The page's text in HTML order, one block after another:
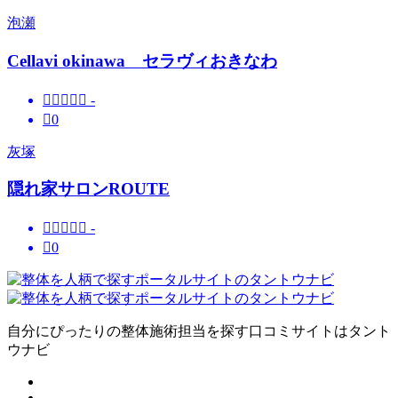
泡瀬
Cellavi okinawa セラヴィおきなわ
     -
0
灰塚
隠れ家サロンROUTE
     -
0
自分にぴったりの整体施術担当を探す口コミサイトはタント
ウナビ